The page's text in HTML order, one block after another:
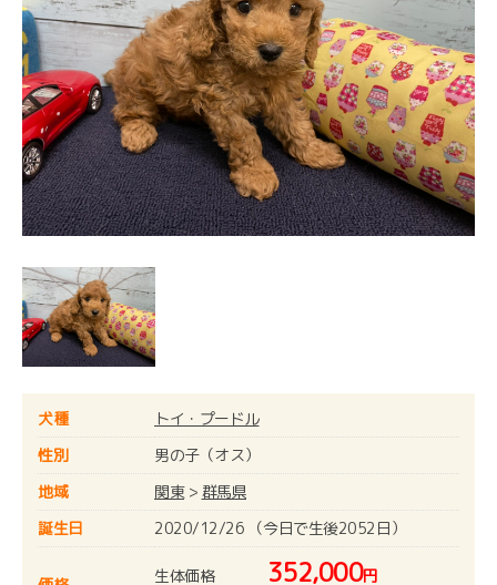
犬種
トイ・プードル
性別
男の子（オス）
地域
関東> 群馬県
誕生日
2020/12/26 （今日で生後2052日）
生体価格 352,000円